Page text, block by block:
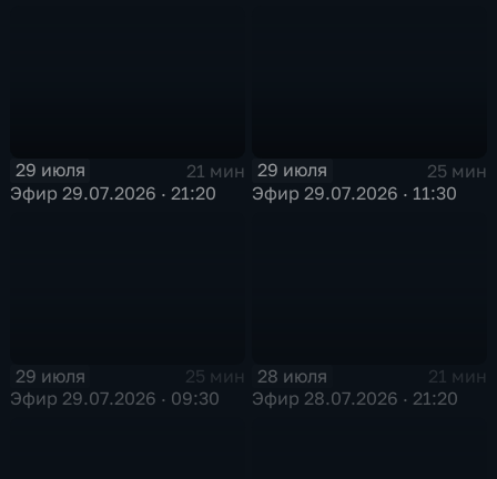
29 июля
21 мин
Эфир 29.07.2026 · 21:20
29 июля
25 мин
Эфир 29.07.2026 · 11:30
29 июля
25 мин
Эфир 29.07.2026 · 09:30
28 июля
21 мин
Эфир 28.07.2026 · 21:20